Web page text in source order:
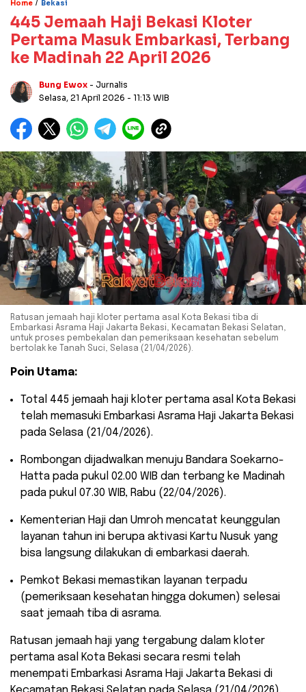
Home / Bekasi
445 Jemaah Haji Bekasi Kloter
Pertama Masuk Embarkasi, Terbang
ke Madinah 22 April 2026
Bung Ewox - Jurnalis
Selasa, 21 April 2026 - 11:13 WIB
Ratusan jemaah haji kloter pertama asal Kota Bekasi tiba di
Embarkasi Asrama Haji Jakarta Bekasi, Kecamatan Bekasi Selatan,
untuk proses pembekalan dan pemeriksaan kesehatan sebelum
bertolak ke Tanah Suci, Selasa (21/04/2026).
Poin Utama:
​Total 445 jemaah haji kloter pertama asal Kota Bekasi
telah memasuki Embarkasi Asrama Haji Jakarta Bekasi
pada Selasa (21/04/2026).
​Rombongan dijadwalkan menuju Bandara Soekarno-
Hatta pada pukul 02.00 WIB dan terbang ke Madinah
pada pukul 07.30 WIB, Rabu (22/04/2026).
​Kementerian Haji dan Umroh mencatat keunggulan
layanan tahun ini berupa aktivasi Kartu Nusuk yang
bisa langsung dilakukan di embarkasi daerah.
​Pemkot Bekasi memastikan layanan terpadu
(pemeriksaan kesehatan hingga dokumen) selesai
saat jemaah tiba di asrama.
​Ratusan jemaah haji yang tergabung dalam kloter
pertama asal Kota Bekasi secara resmi telah
menempati Embarkasi Asrama Haji Jakarta Bekasi di